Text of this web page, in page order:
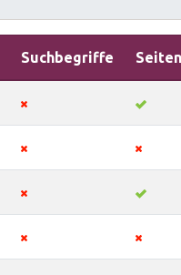
Suchbegriffe